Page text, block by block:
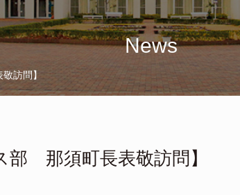
News
訪問】
部 那須町長表敬訪問】